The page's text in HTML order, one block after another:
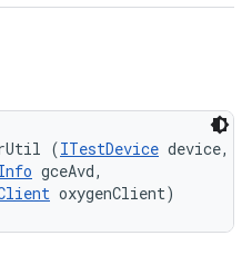
(ITestDevice device,
gceAvd,
oxygenClient)